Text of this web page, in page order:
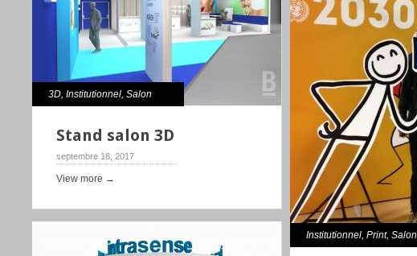
3D,Institutionnel,Salon
Stand salon 3D
septembre 18, 2017
View more →
Institutionnel,Print,Salon